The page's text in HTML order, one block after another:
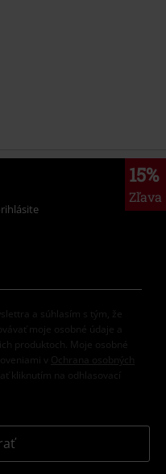
15%
Zľava
a súhlasím s tým, že
moje osobné údaje a
produktoch. Moje osobné
v
Ochrana osobných
kliknutím na odhlasovací